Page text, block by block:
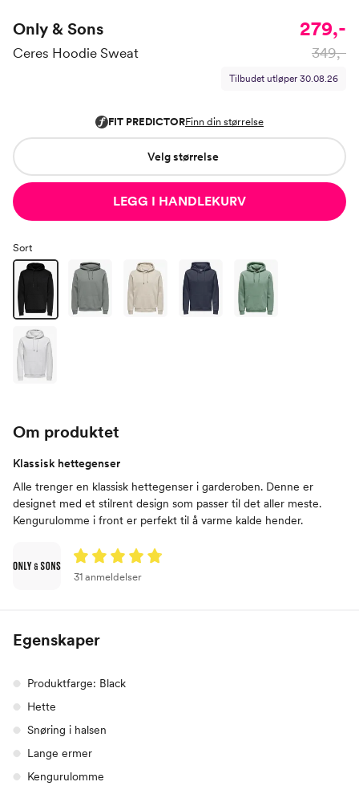
Only & Sons
Ceres Hoodie Sweat
279,-
349,-
Tilbudet utløper 30.08.26
Velg størrelse
LEGG I HANDLEKURV
Sort
Om produktet
Klassisk hettegenser
Alle trenger en klassisk hettegenser i garderoben. Denne er
designet med et stilrent design som passer til det aller meste.
Kengurulomme i front er perfekt til å varme kalde hender.
31 anmeldelser
Egenskaper
Produktfarge: Black
Hette
Snøring i halsen
Lange ermer
Kengurulomme